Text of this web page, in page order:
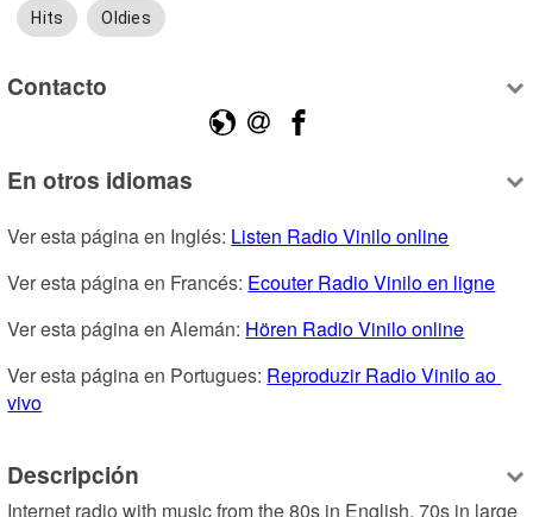
Hits Oldies
Contacto
En otros idiomas
Ver esta página en Inglés: Listen Radio Vinilo online
Ver esta página en Francés: Ecouter Radio Vinilo en ligne
Ver esta página en Alemán: Hören Radio Vinilo online
Ver esta página en Portugues: Reproduzir Radio Vinilo ao
vivo
Descripción
Internet radio with music from the 80s in English, 70s in large